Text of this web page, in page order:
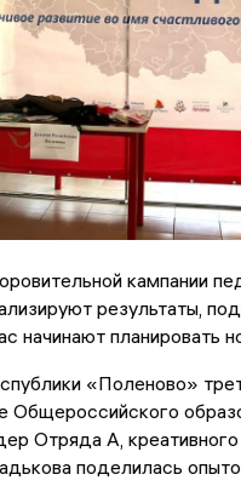
кампании
результаты,
начинают планировать
«Поленово»
Общероссийского
Отряда А,
поделилась